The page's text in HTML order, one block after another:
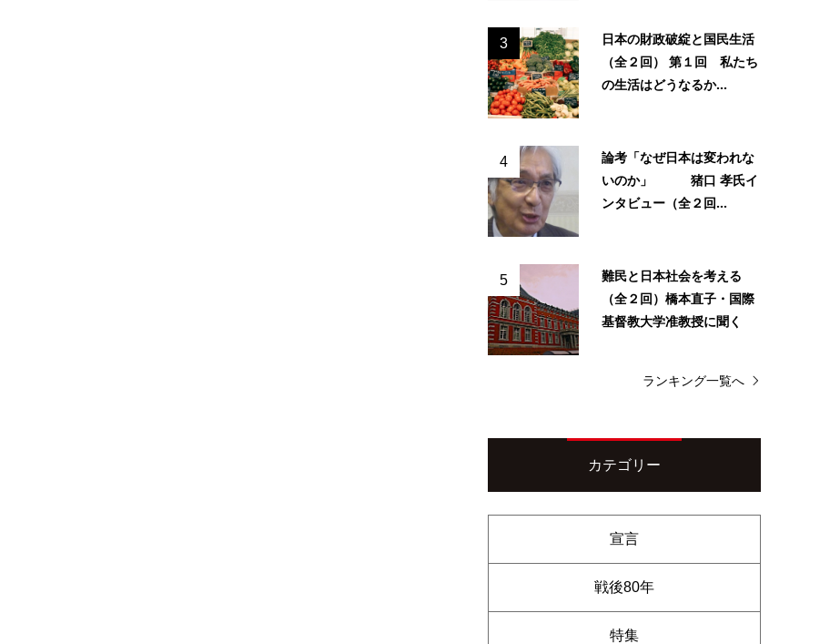
3
日本の財政破綻と国民生活
（全２回） 第１回 私たち
の生活はどうなるか...
4
論考「なぜ日本は変われな
いのか」 猪口 孝氏イ
ンタビュー（全２回...
5
難民と日本社会を考える
（全２回）橋本直子・国際
基督教大学准教授に聞く
ランキング一覧へ
カテゴリー
宣言
戦後80年
特集